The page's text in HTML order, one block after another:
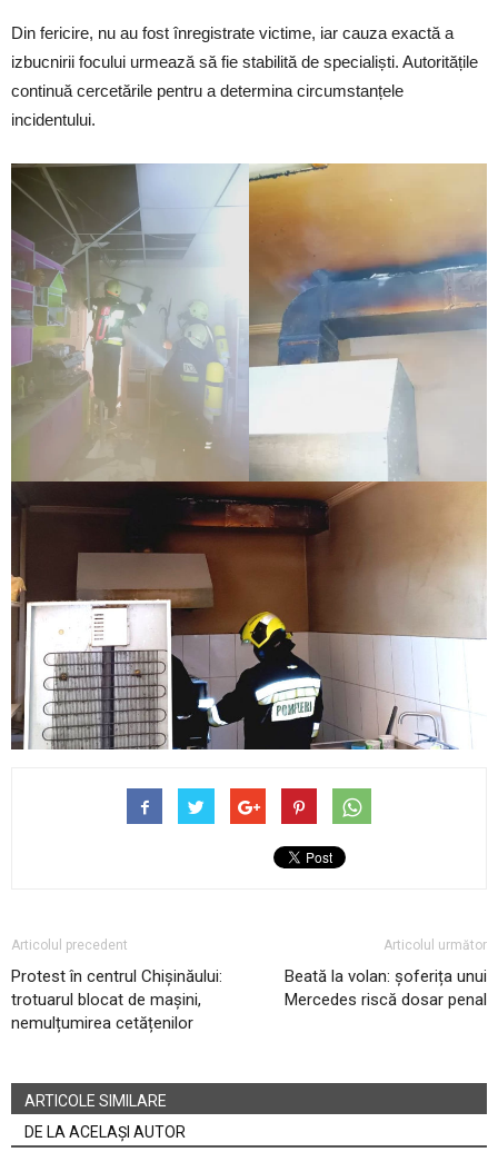
Din fericire, nu au fost înregistrate victime, iar cauza exactă a
izbucnirii focului urmează să fie stabilită de specialiști. Autoritățile
continuă cercetările pentru a determina circumstanțele
incidentului.
Articolul precedent
Protest în centrul Chișinăului:
trotuarul blocat de mașini,
nemulțumirea cetățenilor
Articolul următor
Beată la volan: șoferița unui
Mercedes riscă dosar penal
ARTICOLE SIMILARE
DE LA ACELAȘI AUTOR